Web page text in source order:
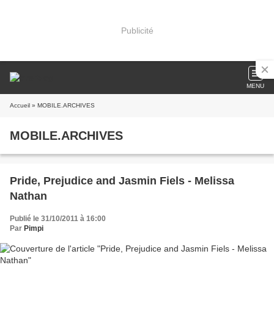
Publicité
MENU
Accueil » MOBILE.ARCHIVES
MOBILE.ARCHIVES
Pride, Prejudice and Jasmin Fiels - Melissa
Nathan
Publié le 31/10/2011 à 16:00
Par Pimpi